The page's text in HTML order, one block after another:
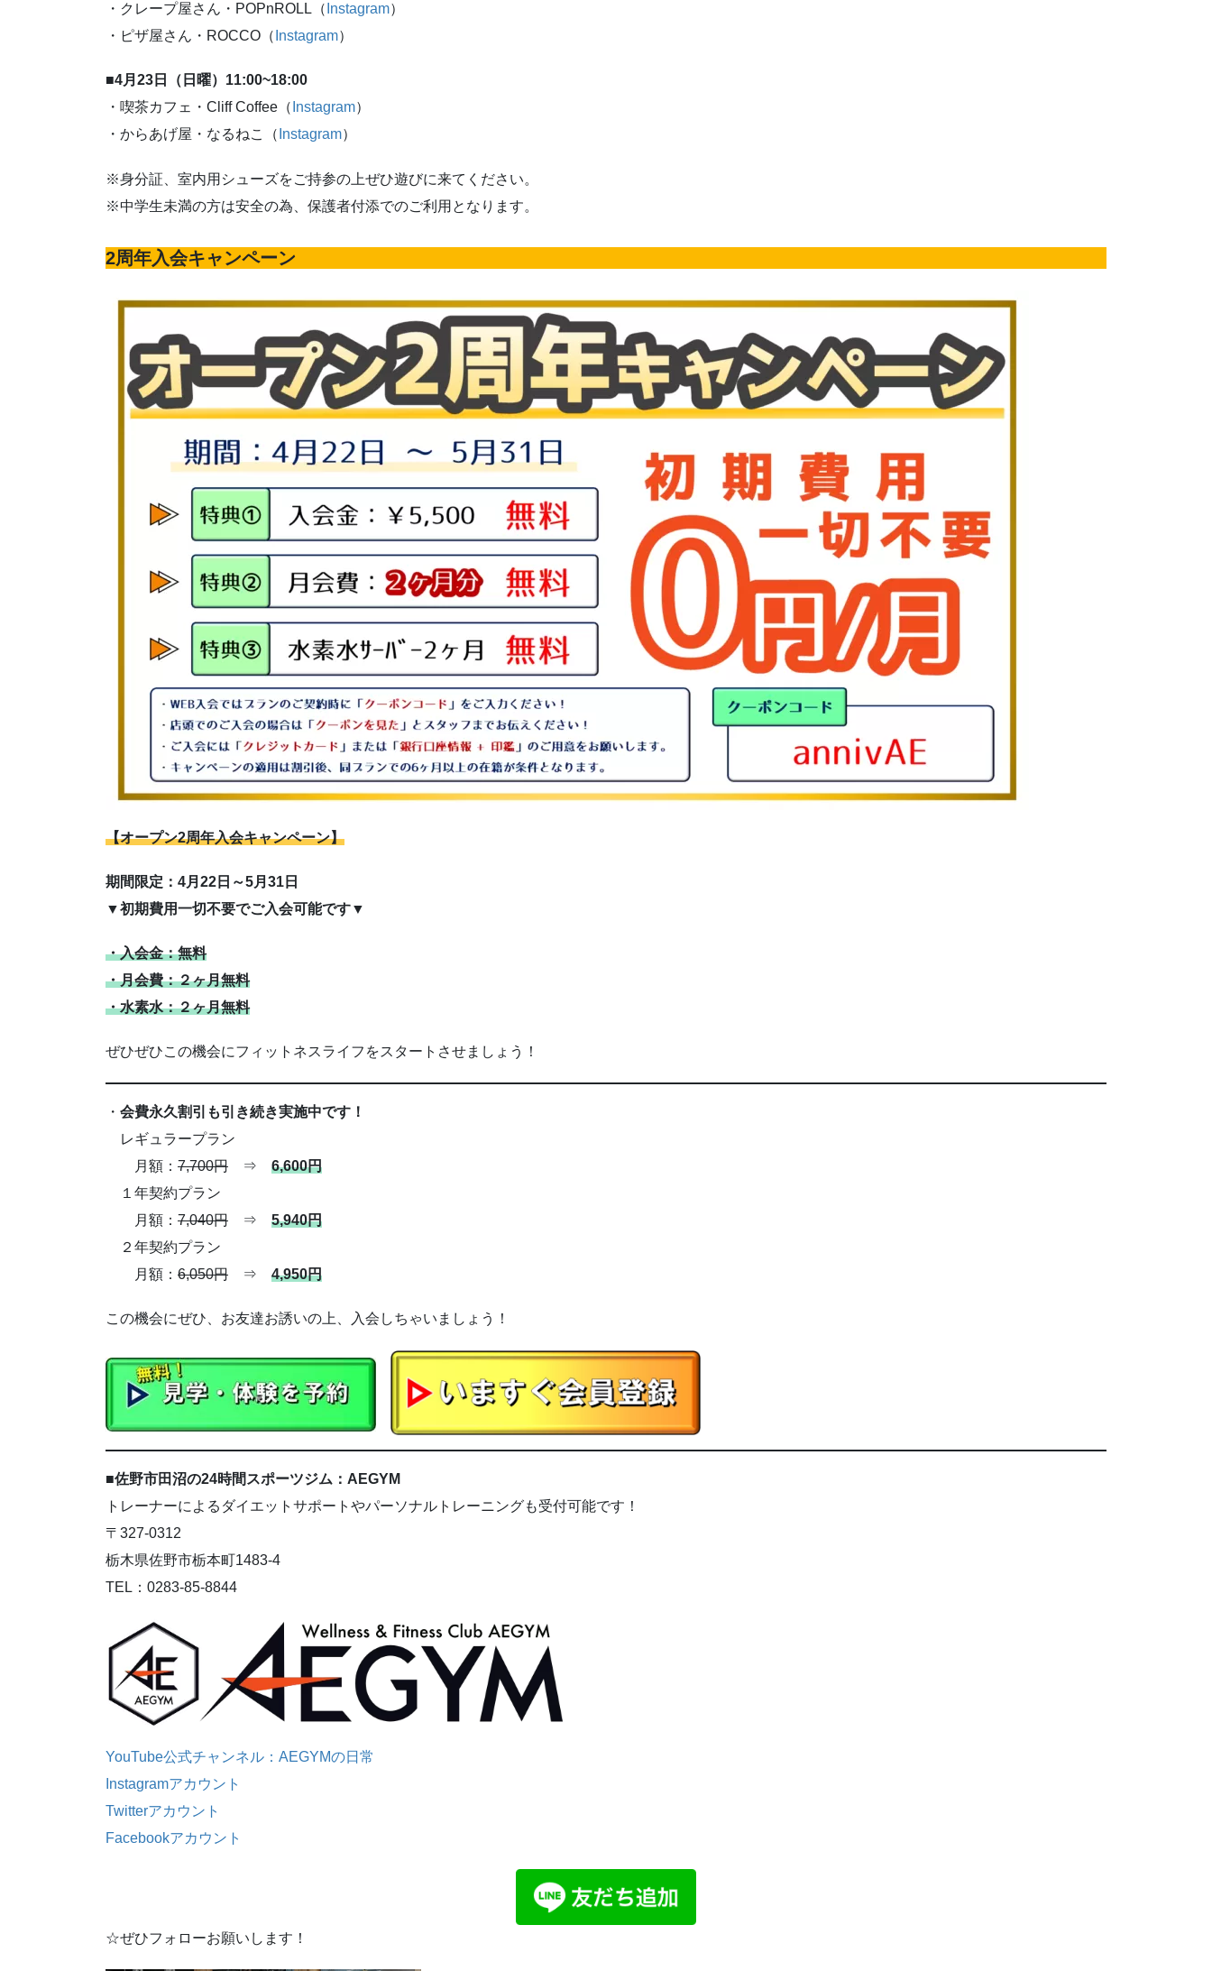
・クレープ屋さん・POPnROLL（ Instagram）
・ピザ屋さん・ROCCO（ Instagram）
■4月23日（日曜）11:00~18:00
・喫茶カフェ・Cliff Coffee（ Instagram）
・からあげ屋・なるねこ（ Instagram）
※身分証、室内用シューズをご持参の上ぜひ遊びに来てください。
※中学生未満の方は安全の為、保護者付添でのご利用となります。
2周年入会キャンペーン
【オープン2周年入会キャンペーン】
期間限定：4月22日～5月31日
▼初期費用一切不要でご入会可能です▼
・入会金：無料
・月会費：２ヶ月無料
・水素水：２ヶ月無料
ぜひぜひこの機会にフィットネスライフをスタートさせましょう！
・ 会費永久割引も引き続き実施中です！
レギュラープラン
月額： 7,700円 ⇒ 6,600円
１年契約プラン
月額： 7,040円 ⇒ 5,940円
２年契約プラン
月額： 6,050円 ⇒ 4,950円
この機会にぜひ、お友達お誘いの上、入会しちゃいましょう！
■佐野市田沼の24時間スポーツジム：AEGYM
トレーナーによるダイエットサポートやパーソナルトレーニングも受付可能です！
〒327-0312
栃木県佐野市栃本町1483-4
TEL：0283-85-8844
YouTube公式チャンネル：AEGYMの日常
Instagramアカウント
Twitterアカウント
Facebookアカウント
☆ぜひフォローお願いします！